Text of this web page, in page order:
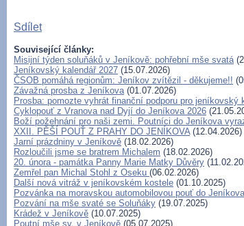
Sdílet
Související články:
Misijní týden soluňáků v Jeníkově: pohřební mše svatá
Jeníkovský kalendář 2027 (15.07.2026)
ČSOB pomáhá regionům: Jeníkov zvítězil - děkujeme!!
Závažná prosba z Jeníkova(01.07.2026)
Prosba: pomozte vyhrát finanční podporu pro
Cyklopouť z Vranova nad Dyjí do Jeníkova 2026
Boží požehnání pro naši zemi. Poutníci do Jeníkova
XXII. PĚŠÍ POUŤ Z PRAHY DO JENÍKOVA(12.04.2026)
Jarní prázdniny v Jeníkově (18.02.2026)
Rozloučili jsme se bratrem Michalem (18.02.2026)
20. února - památka Panny Marie Matky Důvěry
Zemřel pan Michal Stohl z Oseku (06.02.2026)
Další nová vitráž v jeníkovském kostele (01.10.2025)
Pozvánka na moravskou automobilovou pouť do
Pozvání na mše svaté se Soluňáky (19.07.2025)
Krádež v Jeníkově (10.07.2025)
Poutní mše sv. v Jeníkově (05.07.2025)